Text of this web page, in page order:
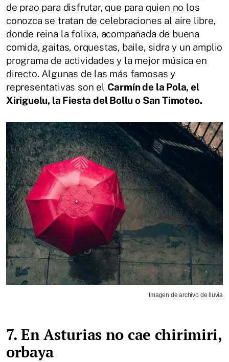
de prao para disfrutar, que para quien no los
conozca se tratan de celebraciones al aire libre,
donde reina la folixa, acompañada de buena
comida, gaitas, orquestas, baile, sidra y un amplio
programa de actividades y la mejor música en
directo. Algunas de las más famosas y
representativas son el Carmín de la Pola, el
Xiriguelu, la Fiesta del Bollu o San Timoteo.
Imagen de archivo de lluvia
7. En Asturias no cae chirimiri,
orbaya